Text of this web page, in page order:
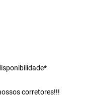
corretores!!!